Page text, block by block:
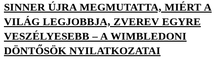
SINNER ÚJRA MEGMUTATTA, MIÉRT A
VILÁG LEGJOBBJA, ZVEREV EGYRE
VESZÉLYESEBB – A WIMBLEDONI
DÖNTŐSÖK NYILATKOZATAI